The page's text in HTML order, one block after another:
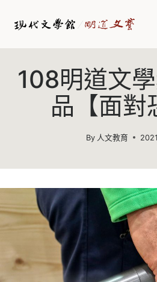
108明道文
品【面對
By 人文教育